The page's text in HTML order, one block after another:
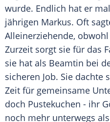
wurde. Endlich hat er
jährigen Markus. Oft
Alleinerziehende,
Zurzeit sorgt sie für das
sie hat als Beamtin bei
sicheren Job. Sie dachte
Zeit für gemeinsame
doch Pustekuchen - ihr
noch mehr unterwegs